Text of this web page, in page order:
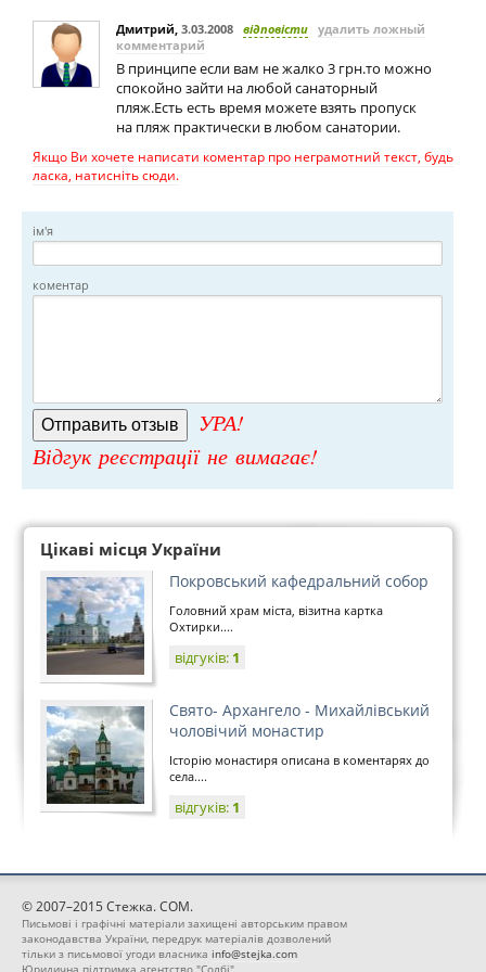
Дмитрий, 3.03.2008 відповісти удалить ложный
комментарий
В принципе если вам не жалко 3 грн.то можно
спокойно зайти на любой санаторный
пляж.Есть есть время можете взять пропуск
на пляж практически в любом санатории.
Якщо Ви хочете написати коментар про неграмотний текст, будь
ласка, натисніть сюди.
ім'я
коментар
УРА!
Відгук реєстрації не вимагає!
Цікаві місця України
Покровський кафедральний собор
Головний храм міста, візитна картка
Охтирки....
відгуків: 1
Свято- Архангело - Михайлівський
чоловічий монастир
Історію монастиря описана в коментарях до
села....
відгуків: 1
© 2007–2015 Стежка. COM.
Письмові і графічні матеріали захищені авторським правом
законодавства України, передрук матеріалів дозволений
тільки з письмової угоди власника info@stejka.com
Юридична підтримка агентство "Солбі"